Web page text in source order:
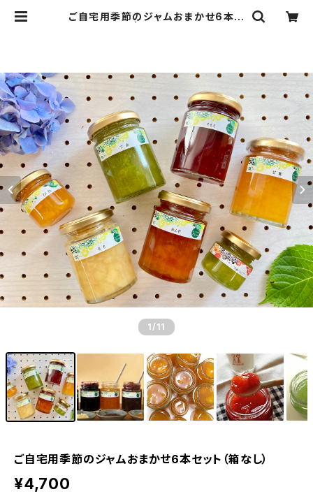
ご自宅用季節のジャムおまかせ6本セ
1 /11
ご自宅用季節のジャムおまかせ6本セット（箱なし）
¥4,700